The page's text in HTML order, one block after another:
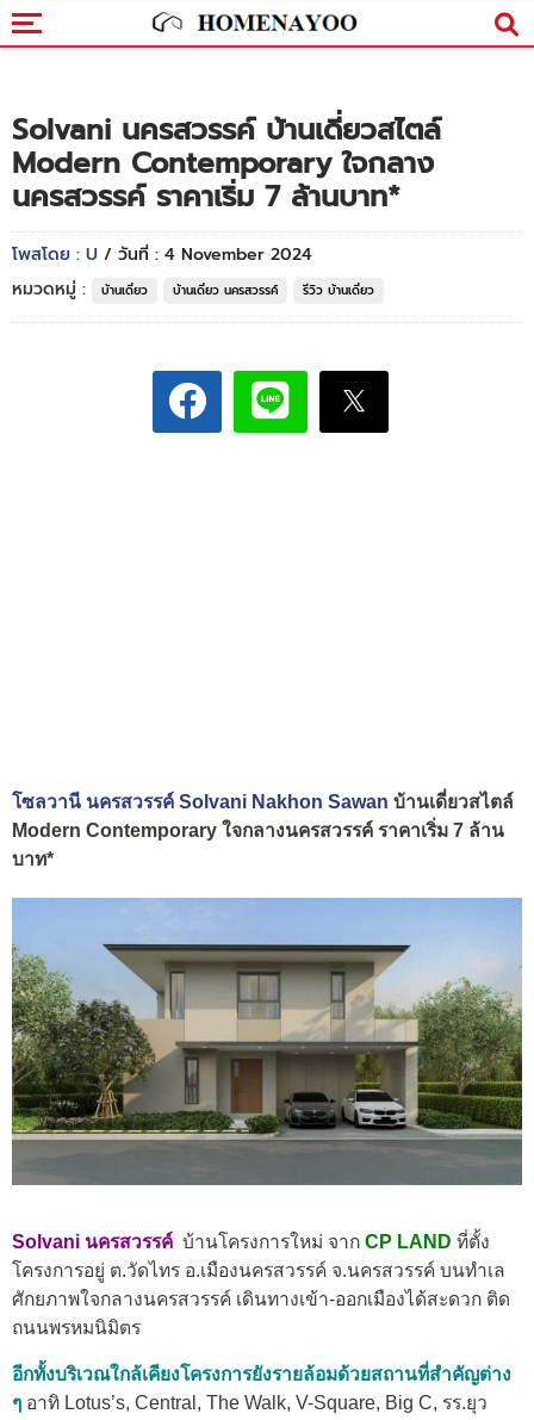
Solvani นครสวรรค์ บ้านเดี่ยวสไตล์
Modern Contemporary ใจกลาง
นครสวรรค์ ราคาเริ่ม 7 ล้านบาท*
โพสโดย : U / วันที่ : 4 November 2024
หมวดหมู่ :
บ้านเดี่ยว บ้านเดี่ยว นครสวรรค์ รีวิว บ้านเดี่ยว
โซลวานี นครสวรรค์ Solvani Nakhon Sawan บ้านเดี่ยวสไตล์
Modern Contemporary ใจกลางนครสวรรค์ ราคาเริ่ม 7 ล้าน
บาท*
Solvani นครสวรรค์ บ้านโครงการใหม่ จาก CP LAND ที่ตั้ง
โครงการอยู่ ต.วัดไทร อ.เมืองนครสวรรค์ จ.นครสวรรค์ บนทำเล
ศักยภาพใจกลางนครสวรรค์ เดินทางเข้า-ออกเมืองได้สะดวก ติด
ถนนพรหมนิมิตร
อีกทั้งบริเวณใกล้เคียงโครงการยังรายล้อมด้วยสถานที่สำคัญต่าง
ๆ อาทิ Lotus’s, Central, The Walk, V-Square, Big C, รร.ยุว